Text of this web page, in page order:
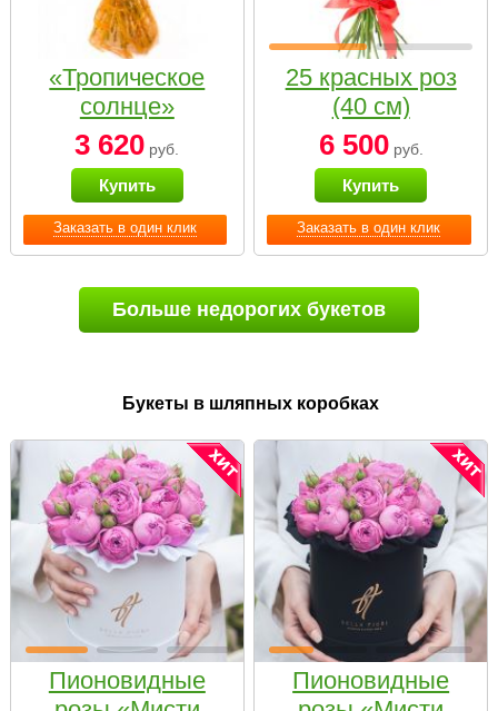
Заказать в один клик
«Тропическое
солнце»
3 620 руб.
Купить
Заказать в один клик
25 красных роз
(40 см)
6 500руб.
Купить
Больше недорогих букетов
Букеты в шляпных коробках
Пионовидные
Пионовидные